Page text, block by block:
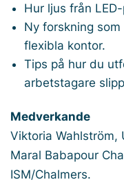
Hur ljus från
Ny forskning
flexibla kontor.
Tips på hur du
arbetstagare
Medverkande
Viktoria Wahlström,
Maral Babapour
ISM/Chalmers.